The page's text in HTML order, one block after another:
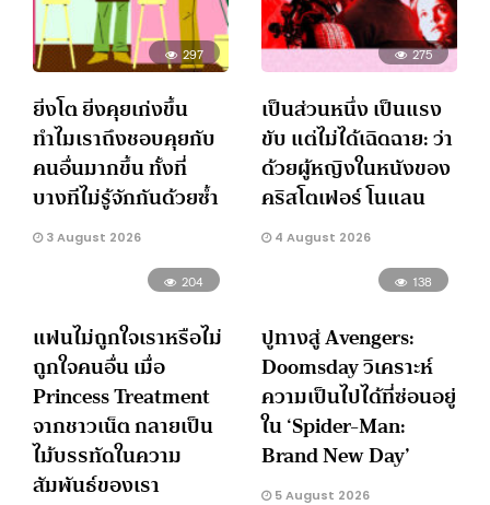
297
ยิ่งโต ยิ่งคุยเก่งขึ้น
ทำไมเราถึงชอบคุยกับ
คนอื่นมากขึ้น ทั้งที่
บางทีไม่รู้จักกันด้วยซ้ำ
3 August 2026
275
เป็นส่วนหนึ่ง เป็นแรง
ขับ แต่ไม่ได้เฉิดฉาย: ว่า
ด้วยผู้หญิงในหนังของ
คริสโตเฟอร์ โนแลน
4 August 2026
204
แฟนไม่ถูกใจเราหรือไม่
ถูกใจคนอื่น เมื่อ
Princess Treatment
จากชาวเน็ต กลายเป็น
ไม้บรรทัดในความ
สัมพันธ์ของเรา
138
ปูทางสู่ Avengers:
Doomsday วิเคราะห์
ความเป็นไปได้ที่ซ่อนอยู่
ใน ‘Spider-Man:
Brand New Day’
5 August 2026